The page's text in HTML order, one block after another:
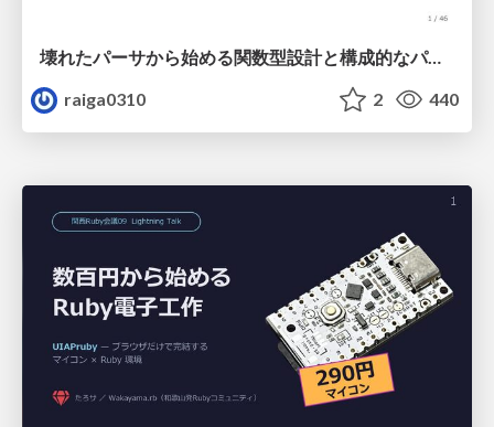
壊れたパーサから始める関数型設計と構成的なパーサ #fp_matsuri
raiga0310
2 440